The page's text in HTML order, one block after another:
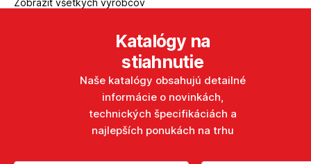
Zobraziť všetkých výrobcov
Katalógy na
stiahnutie
Naše katalógy obsahujú detailné
informácie o novinkách,
technických špecifikáciách a
najlepších ponukách na trhu